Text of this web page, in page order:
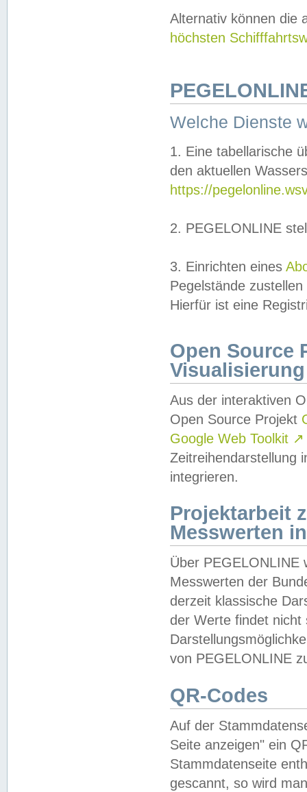
Alternativ können die
höchsten
Welche Dienste
1. Eine tabellarische
den aktuellen
https://
2. PEGELONLINE
3. Einrichten eines
Pegelstände
Hierfür ist eine
Open Source
Visualisierung
Aus der interaktiven
Open Source Projekt
Google Web Toolkit ↗
Zeitreihendarstellung
integrieren.
Projektarbeit
Messwerten
Über PEGELONLINE
Messwerten der
derzeit klassische
der Werte findet
von PEGELONLINE
QR-Codes
Auf der
Seite anzeigen" ein
Stammdatenseite
gescannt, so wird